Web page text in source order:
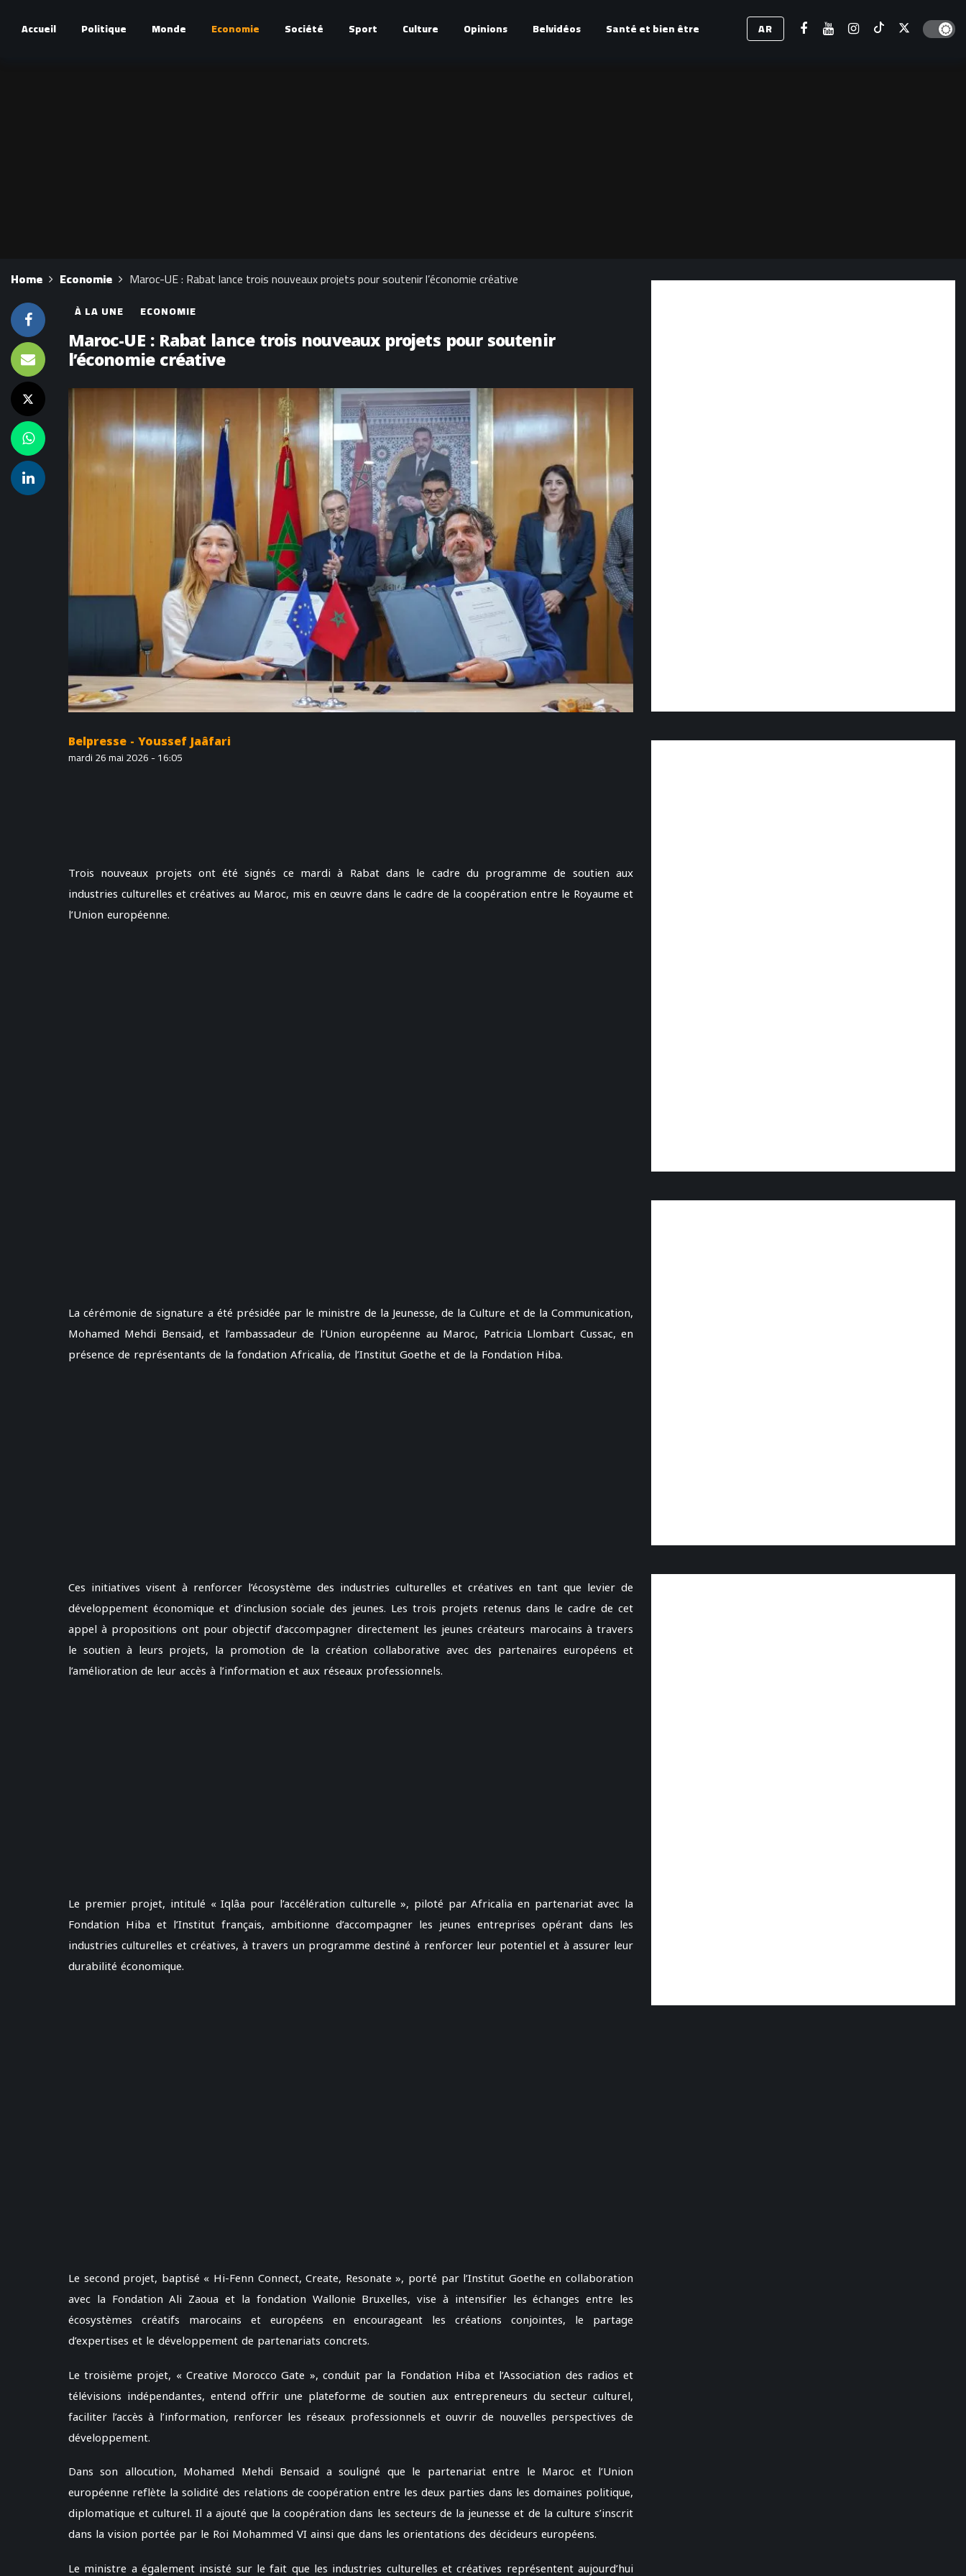
Accueil Politique Monde Economie Société Sport Culture Opinions Belvidéos Santé et bien être AR Dark
Home Economie Maroc-UE : Rabat lance trois nouveaux projets pour soutenir l’économie créative
À LA UNE ECONOMIE
Maroc-UE : Rabat lance trois nouveaux projets pour soutenir
l’économie créative
Belpresse - Youssef Jaâfari
mardi 26 mai 2026 - 16:05
Trois nouveaux projets ont été signés ce mardi à Rabat dans le cadre du programme de soutien aux
industries culturelles et créatives au Maroc, mis en œuvre dans le cadre de la coopération entre le Royaume et
l’Union européenne.
La cérémonie de signature a été présidée par le ministre de la Jeunesse, de la Culture et de la Communication,
Mohamed Mehdi Bensaid, et l’ambassadeur de l’Union européenne au Maroc, Patricia Llombart Cussac, en
présence de représentants de la fondation Africalia, de l’Institut Goethe et de la Fondation Hiba.
Ces initiatives visent à renforcer l’écosystème des industries culturelles et créatives en tant que levier de
développement économique et d’inclusion sociale des jeunes. Les trois projets retenus dans le cadre de cet
appel à propositions ont pour objectif d’accompagner directement les jeunes créateurs marocains à travers
le soutien à leurs projets, la promotion de la création collaborative avec des partenaires européens et
l’amélioration de leur accès à l’information et aux réseaux professionnels.
Le premier projet, intitulé « Iqlâa pour l’accélération culturelle », piloté par Africalia en partenariat avec la
Fondation Hiba et l’Institut français, ambitionne d’accompagner les jeunes entreprises opérant dans les
industries culturelles et créatives, à travers un programme destiné à renforcer leur potentiel et à assurer leur
durabilité économique.
Le second projet, baptisé « Hi-Fenn Connect, Create, Resonate », porté par l’Institut Goethe en collaboration
avec la Fondation Ali Zaoua et la fondation Wallonie Bruxelles, vise à intensifier les échanges entre les
écosystèmes créatifs marocains et européens en encourageant les créations conjointes, le partage
d’expertises et le développement de partenariats concrets.
Le troisième projet, « Creative Morocco Gate », conduit par la Fondation Hiba et l’Association des radios et
télévisions indépendantes, entend offrir une plateforme de soutien aux entrepreneurs du secteur culturel,
faciliter l’accès à l’information, renforcer les réseaux professionnels et ouvrir de nouvelles perspectives de
développement.
Dans son allocution, Mohamed Mehdi Bensaid a souligné que le partenariat entre le Maroc et l’Union
européenne reflète la solidité des relations de coopération entre les deux parties dans les domaines politique,
diplomatique et culturel. Il a ajouté que la coopération dans les secteurs de la jeunesse et de la culture s’inscrit
dans la vision portée par le Roi Mohammed VI ainsi que dans les orientations des décideurs européens.
Le ministre a également insisté sur le fait que les industries culturelles et créatives représentent aujourd’hui